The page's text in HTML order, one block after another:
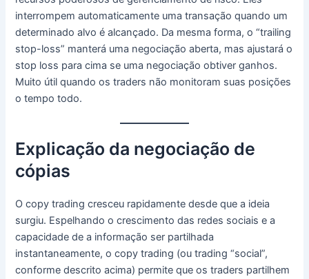
interrompem automaticamente uma transação quando um
determinado alvo é alcançado. Da mesma forma, o “trailing
stop-loss” manterá uma negociação aberta, mas ajustará o
stop loss para cima se uma negociação obtiver ganhos.
Muito útil quando os traders não monitoram suas posições
o tempo todo.
Explicação da negociação de
cópias
O copy trading cresceu rapidamente desde que a ideia
surgiu. Espelhando o crescimento das redes sociais e a
capacidade de a informação ser partilhada
instantaneamente, o copy trading (ou trading “social”,
conforme descrito acima) permite que os traders partilhem